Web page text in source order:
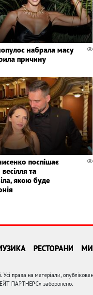
набрала масу
причину
поспішає
весілля та
якою буде
РЕСТОРАНИ
права на матеріали,
ПАРТНЕРС» заборонено.